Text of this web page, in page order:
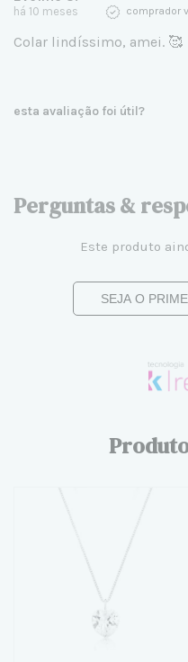
há 10 meses comprador
Colar lindíssimo, amei. 🥰
esta avaliação foi útil?
Perguntas &
Este produto
SEJA O